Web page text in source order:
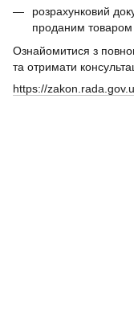
розрахунковий
проданим товаром
Ознайомитися з
та отримати
https://